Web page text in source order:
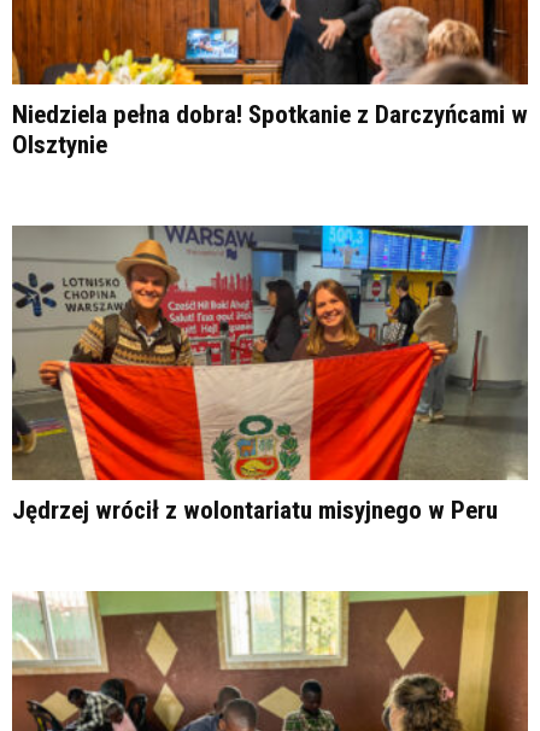
Niedziela pełna dobra! Spotkanie z Darczyńcami w
Olsztynie
Jędrzej wrócił z wolontariatu misyjnego w Peru